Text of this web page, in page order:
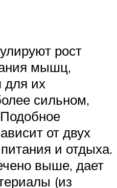
рост
мышц,
для их
сильном,
от двух
и отдыха.
выше, дает
(из